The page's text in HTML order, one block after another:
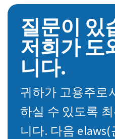
질문이 있
저희가 도
니다.
귀하가 고용주로
하실 수 있도록
니다. 다음